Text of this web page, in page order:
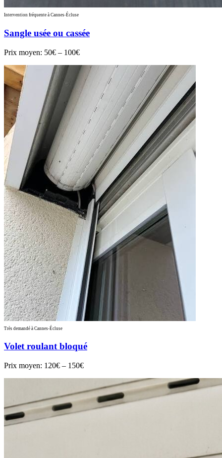
Intervention fréquente à Cannes-Écluse
Sangle usée ou cassée
Prix moyen: 50€ – 100€
Très demandé à Cannes-Écluse
Volet roulant bloqué
Prix moyen: 120€ – 150€